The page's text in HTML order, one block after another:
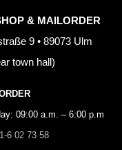
& MAILORDER
9 • 89073 Ulm
town hall)
09:00 a.m. – 6:00 p.m
6 02 73 58